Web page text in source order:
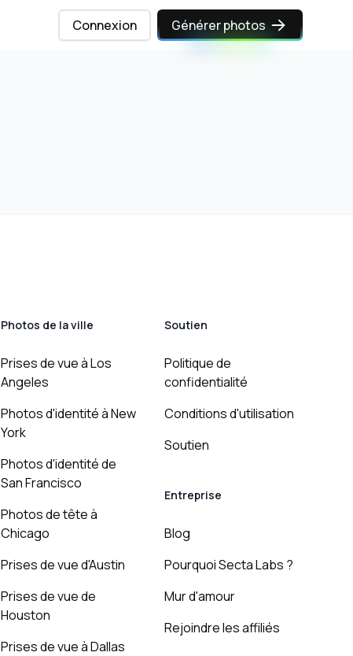
Connexion Générer photos
Photos de la ville
Prises de vue à Los
Angeles
Photos d'identité à New
York
Photos d'identité de
San Francisco
Photos de tête à
Chicago
Prises de vue d'Austin
Prises de vue de
Houston
Prises de vue à Dallas
Soutien
Politique de
confidentialité
Conditions d'utilisation
Soutien
Entreprise
Blog
Pourquoi Secta Labs ?
Mur d'amour
Rejoindre les affiliés